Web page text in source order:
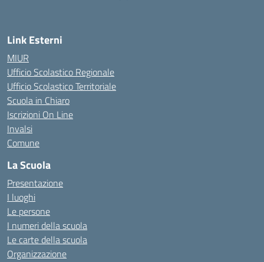
Link Esterni
MIUR
Ufficio Scolastico Regionale
Ufficio Scolastico Territoriale
Scuola in Chiaro
Iscrizioni On Line
Invalsi
Comune
La Scuola
Presentazione
I luoghi
Le persone
I numeri della scuola
Le carte della scuola
Organizzazione